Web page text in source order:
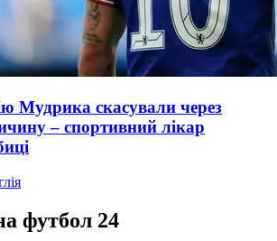
Мудрика скасували через
– спортивний лікар
футбол 24